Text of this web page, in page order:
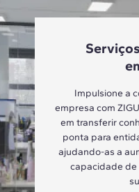
Impulsione a
empresa com
em transferir
ponta para
ajudando-as a
capacidade de